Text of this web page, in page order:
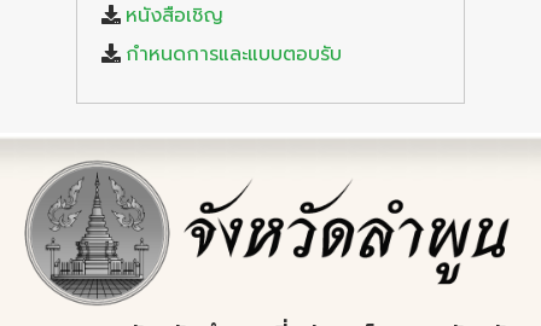
หนังสือเชิญ
กำหนดการและแบบตอบรับ